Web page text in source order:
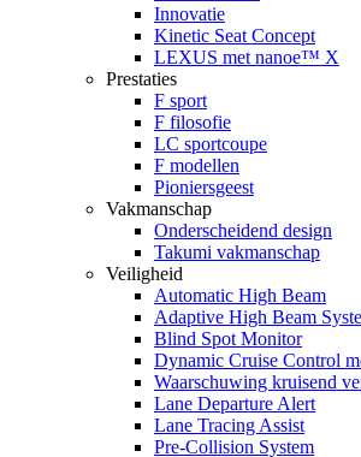
Innovatie
Kinetic Seat Concept
LEXUS met nanoe™ X
Prestaties
F sport
F filosofie
LC sportcoupe
F modellen
Pioniersgeest
Vakmanschap
Onderscheidend design
Takumi vakmanschap
Veiligheid
Automatic High Beam
Adaptive High Beam
Blind Spot Monitor
Dynamic Cruise Control
Waarschuwing kruisend
Lane Departure Alert
Lane Tracing Assist
Pre-Collision System